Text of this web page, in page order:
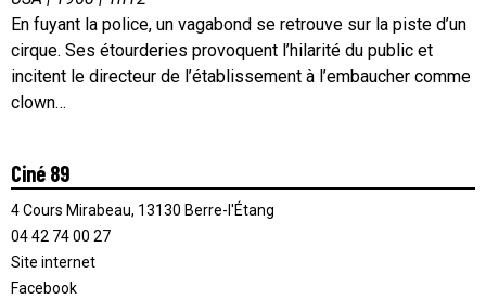
En fuyant la police, un vagabond se retrouve sur la piste d’un
cirque. Ses étourderies provoquent l’hilarité du public et
incitent le directeur de l’établissement à l’embaucher comme
clown…
Ciné 89
4 Cours Mirabeau, 13130 Berre-l'Étang
04 42 74 00 27
Site internet
Facebook